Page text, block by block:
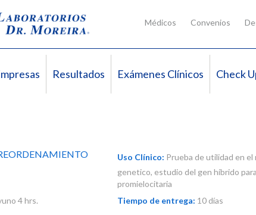
Médicos Convenios
Resultados Exámenes Clínicos Check
Uso Clínico: Prueba de utilidad en
genetico, estudio del gen híbrido
promielocitaria
4 hrs. Tiempo de entrega: 10 días